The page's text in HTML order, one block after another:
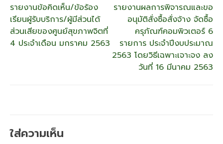
แนะแนว
เรื่อง
รายงานข้อคิดเห็น/ข้อร้อง
เรียนผู้รับบริการ/ผู้มีส่วนได้
ส่วนเสียของศูนย์สุขภาพจิตที่
4 ประจำเดือน มกราคม 2563
รายงานผลการพิจารณและขอ
อนุมัติสั่งซื้อสั่งจ้าง จัดซื้อ
ครุภัณฑ์คอมพิวเตอร์ 6
รายการ ประจำปีงบประมาณ
2563 โดยวิธีเฉพาะเจาะจง ลง
วันที่ 16 มีนาคม 2563
ใส่ความเห็น